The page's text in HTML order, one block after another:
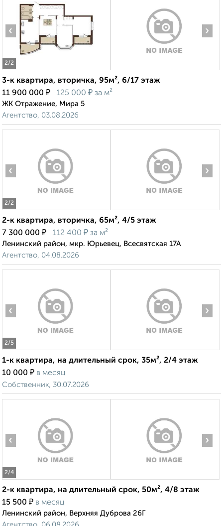
2/2
‹ ›
3-к квартира, вторичка, 95м², 6/17 этаж
11 900 000 ₽ 125 000 ₽ за м²
ЖК Отражение, Мира 5
Агентство, 03.08.2026
2/2
‹ ›
2-к квартира, вторичка, 65м², 4/5 этаж
7 300 000 ₽ 112 400 ₽ за м²
Ленинский район, мкр. Юрьевец, Всесвятская 17А
Агентство, 04.08.2026
2/5
‹ ›
1-к квартира, на длительный срок, 35м², 2/4 этаж
10 000 ₽ в месяц
Собственник, 30.07.2026
2/4
‹ ›
2-к квартира, на длительный срок, 50м², 4/8 этаж
15 500 ₽ в месяц
Ленинский район, Верхняя Дуброва 26Г